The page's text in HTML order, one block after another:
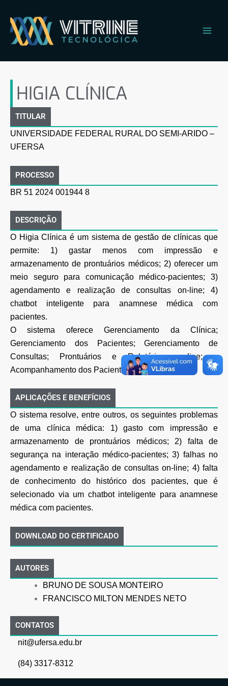
para
conteúdo
HIGIA CLÍNICA
TITULAR
UNIVERSIDADE FEDERAL RURAL DO SEMI-ARIDO –
UFERSA
PROCESSO
BR 51 2024 001944 8
DESCRIÇÃO
O Higia Clínica é um sistema de gestão de clínicas que
permite: 1) gastar menos com impressão e
armazenamento de prontuários médicos; 2) oferecer um
meio seguro para comunicação médico-pacientes; 3)
agendamento e realização de consultas on-line; 4)
chatbot inteligente para anamnese médica com
pacientes.
O sistema oferece Gerenciamento da Clínica;
Gerenciamento dos Pacientes; Gerenciamento de
Consultas; Prontuários e Relatórios on-line; e
Acompanhamento dos Pacientes.
APLICAÇÕES E BENEFÍCIOS
O sistema resolve, entre outros, os seguintes problemas
de uma clínica médica: 1) gasto com impressão e
armazenamento de prontuários médicos; 2) falta de
segurança na interação médico-pacientes; 3) falhas no
agendamento e realização de consultas on-line; 4) falta
de conhecimento do histórico dos pacientes, que é
selecionado via um chatbot inteligente para anamnese
médica com pacientes.
DOWNLOAD DO CERTIFICADO
AUTORES
BRUNO DE SOUSA MONTEIRO
FRANCISCO MILTON MENDES NETO
CONTATOS
nit@ufersa.edu.br
(84) 3317-8312